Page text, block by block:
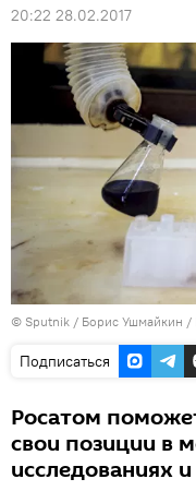
20:22 28.02.2017
© Sputnik / Борис Ушмайкин /
Подписаться
Росатом
свои позиции в
исследованиях